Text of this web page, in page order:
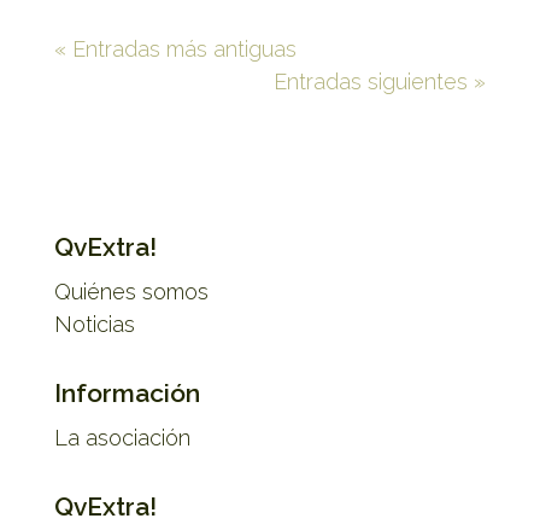
« Entradas más antiguas
Entradas siguientes »
QvExtra!
Quiénes somos
Noticias
Información
La asociación
QvExtra!